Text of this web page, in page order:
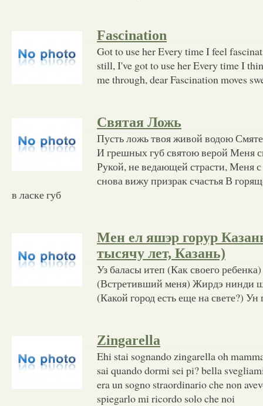
Fascination
Got to use her Every time I feel
still, I've got to use her Every time I
me through, dear Fascination moves
Святая Ложь
Пусть ложь твоя живой водою
И грешных губ святою верой Меня
Рукой, не ведающей страсти, Меня
снова вижу призрак счастья В
в ласке губ
Мен ел яшэр горур
тысячу лет, Казань)
Уз баласы итеп (Как своего
(Встретивший меня) Жирдэ нинди
(Какой город есть еще на свете?) Ун
Zingarella
Ehi stai sognando zingarella oh
sai quando dormi sei pi? bella
era un sogno straordinario che non
spiegarlo mi ricordo solo che noi